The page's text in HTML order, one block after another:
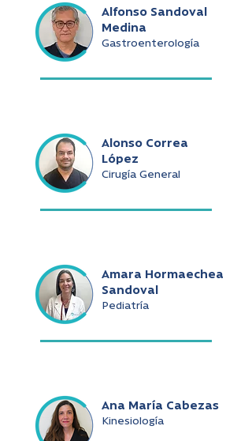
Alfonso Sandoval
Medina
Gastroenterología
Alonso Correa
López
Cirugía General
Amara Hormaechea
Sandoval
Pediatría
Ana María Cabezas
Kinesiología